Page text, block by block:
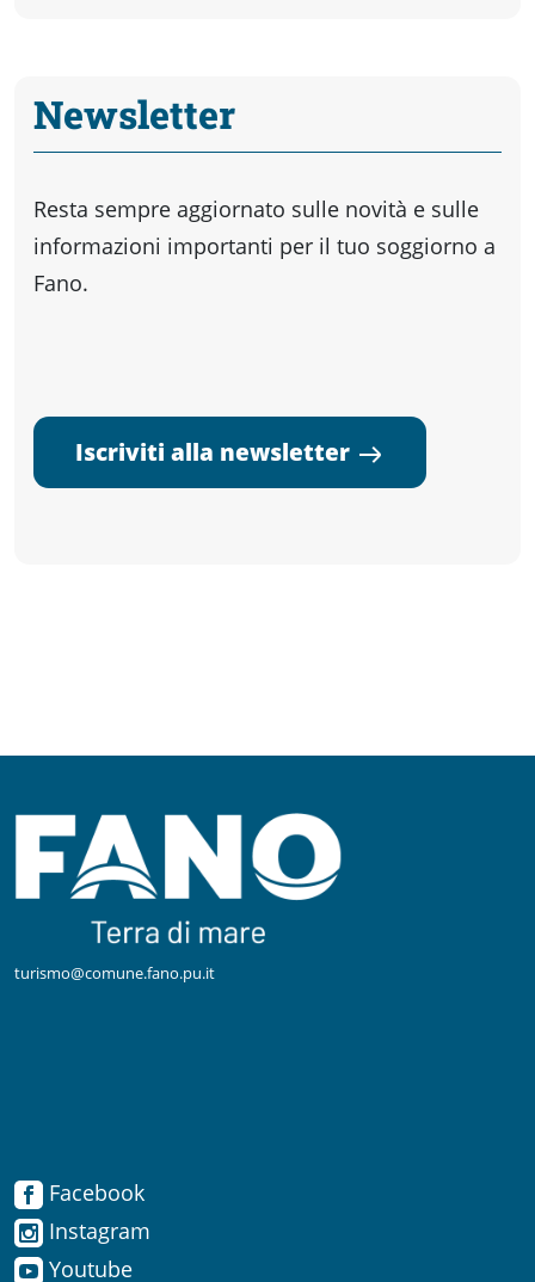
Instagram
Newsletter
Resta sempre aggiornato sulle novità e sulle
informazioni importanti per il tuo soggiorno a
Fano.
Iscriviti alla newsletter
turismo@comune.fano.pu.it
Facebook
Instagram
Youtube